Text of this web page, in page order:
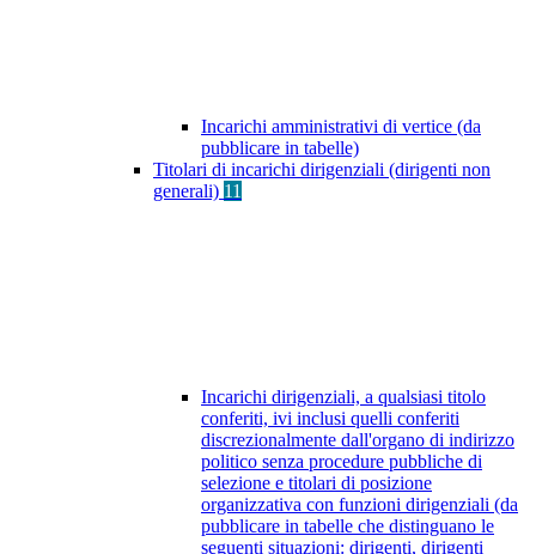
Incarichi amministrativi di vertice (da
pubblicare in tabelle)
Titolari di incarichi dirigenziali (dirigenti non
generali) 11
Incarichi dirigenziali, a qualsiasi titolo
conferiti, ivi inclusi quelli conferiti
discrezionalmente dall'organo di indirizzo
politico senza procedure pubbliche di
selezione e titolari di posizione
organizzativa con funzioni dirigenziali (da
pubblicare in tabelle che distinguano le
seguenti situazioni: dirigenti, dirigenti